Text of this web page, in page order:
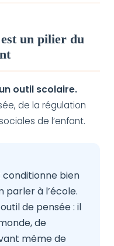
un pilier du
outil scolaire.
de la régulation
de l’enfant.
conditionne bien
parler à l’école.
de pensée : il
de
même de